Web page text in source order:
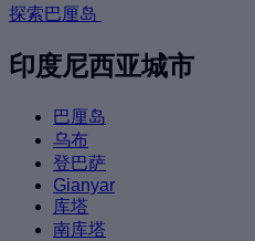
探索巴厘岛
印度尼西亚城市
巴厘岛
乌布
登巴萨
Gianyar
库塔
南库塔